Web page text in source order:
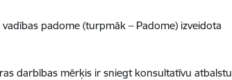
padome (turpmāk – Padome) izveidota
darbības mērķis ir sniegt konsultatīvu atbalstu